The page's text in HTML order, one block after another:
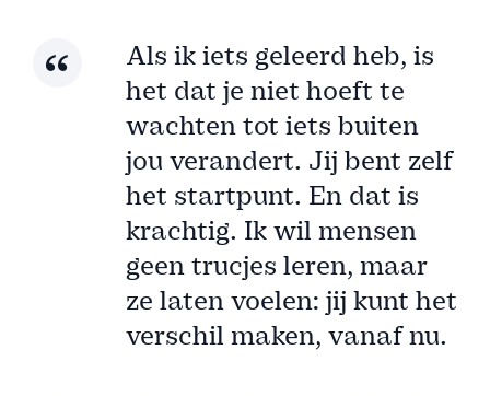
Als ik iets geleerd heb, is
het dat je niet hoeft te
wachten tot iets buiten
jou verandert. Jij bent zelf
het startpunt. En dat is
krachtig. Ik wil mensen
geen trucjes leren, maar
ze laten voelen: jij kunt het
verschil maken, vanaf nu.